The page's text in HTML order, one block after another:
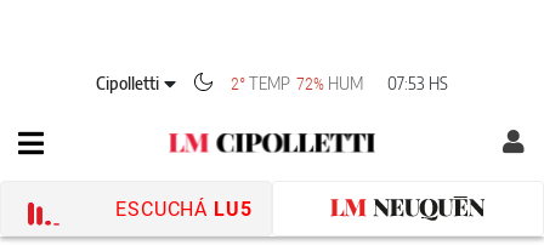
Cipolletti 2°TEMP 72% HUM 07:53 HS
ESCUCHÁ LU5